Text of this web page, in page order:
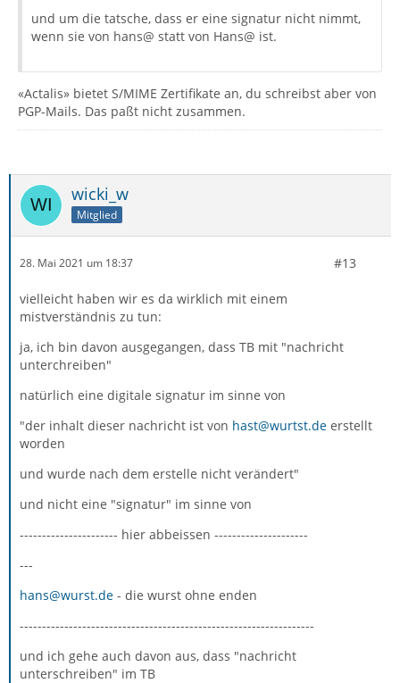
und um die tatsche, dass er eine signatur nicht nimmt,
wenn sie von hans@ statt von Hans@ ist.
«Actalis» bietet S/MIME Zertifikate an, du schreibst aber von
PGP-Mails. Das paßt nicht zusammen.
wicki_w
Mitglied
28. Mai 2021 um 18:37 #13
vielleicht haben wir es da wirklich mit einem
mistverständnis zu tun:
ja, ich bin davon ausgegangen, dass TB mit "nachricht
unterchreiben"
natürlich eine digitale signatur im sinne von
"der inhalt dieser nachricht ist von hast@wurtst.de erstellt
worden
und wurde nach dem erstelle nicht verändert"
und nicht eine "signatur" im sinne von
---------------------- hier abbeissen ---------------------
---
hans@wurst.de - die wurst ohne enden
------------------------------------------------------------------
und ich gehe auch davon aus, dass "nachricht
unterschreiben" im TB